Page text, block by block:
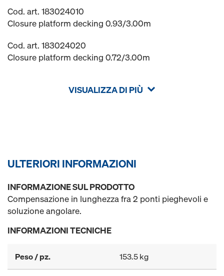
Cod. art. 183024010
Closure platform decking 0.93/3.00m
Cod. art. 183024020
Closure platform decking 0.72/3.00m
VISUALIZZA DI PIÙ
ULTERIORI INFORMAZIONI
INFORMAZIONE SUL PRODOTTO
Compensazione in lunghezza fra 2 ponti pieghevoli e
soluzione angolare.
INFORMAZIONI TECNICHE
Peso / pz. 153.5 kg